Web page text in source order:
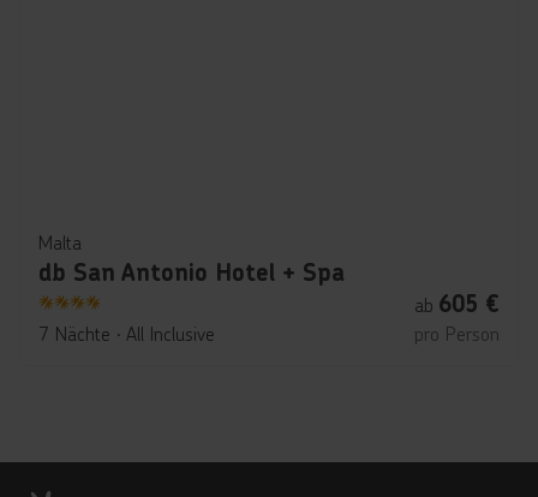
Malta
db San Antonio Hotel + Spa
4
7 Nächte ∙ All Inclusive
ab 605 €
pro Person